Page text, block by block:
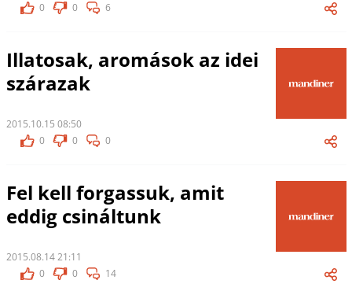
0
0 6
Illatosak, aromások az idei
szárazak
2015.10.15 08:50
0
0 0
Fel kell forgassuk, amit
eddig csináltunk
2015.08.14 21:11
0
0 14